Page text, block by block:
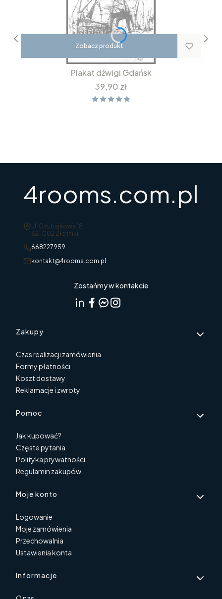
Zobacz produkt
Plakat dźwigi Gdańsk
Cena
39,90 zł
4rooms.com.pl
Adres:
ul. Czubajkowa 18
62-002 Złotniki
668227959
kontakt@4rooms.com.pl
Zostańmy w kontakcie
Linki w stopce
Zakupy
Czas realizacji zamówienia
Formy płatności
Koszt dostawy
Reklamacje i zwroty
Pomoc
Jak kupować?
Częste pytania
Polityka prywatności
Regulamin zakupów
Moje konto
Logowanie
Moje zamówienia
Przechowalnia
Ustawienia konta
Informacje